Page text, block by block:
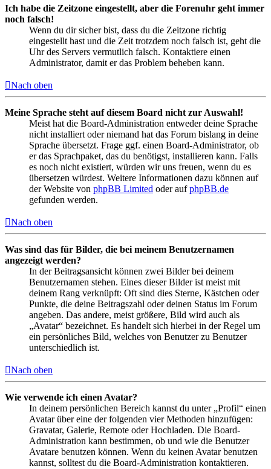
Ich habe die Zeitzone eingestellt, aber die Forenuhr geht immer
noch falsch!
Wenn du dir sicher bist, dass du die Zeitzone richtig
eingestellt hast und die Zeit trotzdem noch falsch ist, geht die
Uhr des Servers vermutlich falsch. Kontaktiere einen
Administrator, damit er das Problem beheben kann.
Nach oben
Meine Sprache steht auf diesem Board nicht zur Auswahl!
Meist hat die Board-Administration entweder deine Sprache
nicht installiert oder niemand hat das Forum bislang in deine
Sprache übersetzt. Frage ggf. einen Board-Administrator, ob
er das Sprachpaket, das du benötigst, installieren kann. Falls
es noch nicht existiert, würden wir uns freuen, wenn du es
übersetzen würdest. Weitere Informationen dazu können auf
der Website von phpBB Limited oder aufphpBB.de
gefunden werden.
Nach oben
Was sind das für Bilder, die bei meinem Benutzernamen
angezeigt werden?
In der Beitragsansicht können zwei Bilder bei deinem
Benutzernamen stehen. Eines dieser Bilder ist meist mit
deinem Rang verknüpft: Oft sind dies Sterne, Kästchen oder
Punkte, die deine Beitragszahl oder deinen Status im Forum
angeben. Das andere, meist größere, Bild wird auch als
„Avatar“ bezeichnet. Es handelt sich hierbei in der Regel um
ein persönliches Bild, welches von Benutzer zu Benutzer
unterschiedlich ist.
Nach oben
Wie verwende ich einen Avatar?
In deinem persönlichen Bereich kannst du unter „Profil“ einen
Avatar über eine der folgenden vier Methoden hinzufügen:
Gravatar, Galerie, Remote oder Hochladen. Die Board-
Administration kann bestimmen, ob und wie die Benutzer
Avatare benutzen können. Wenn du keinen Avatar benutzen
kannst, solltest du die Board-Administration kontaktieren.